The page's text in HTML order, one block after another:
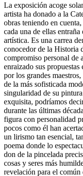
La exposición acoge
artista ha donado a la
obras teniendo en
cada una de ellas
artística. Es una carrea
conocedor de la Historia
compromiso personal de
enraizado sus propuestas
por los grandes
de la más sofisticada
singularidad de su
exquisita, podríamos
durante las últimas
figura con personalidad
pocos como él han
un lirismo tan esencial,
poema donde lo
don de la pincelada
cosas y seres más
revelación para el común